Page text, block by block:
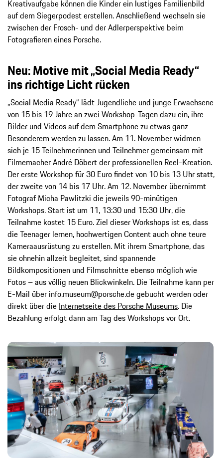
Kreativaufgabe können die Kinder ein lustiges Familienbild
auf dem Siegerpodest erstellen. Anschließend wechseln sie
zwischen der Frosch- und der Adlerperspektive beim
Fotografieren eines Porsche.
Neu: Motive mit „Social Media Ready“
ins richtige Licht rücken
„Social Media Ready“ lädt Jugendliche und junge Erwachsene
von 15 bis 19 Jahre an zwei Workshop-Tagen dazu ein, ihre
Bilder und Videos auf dem Smartphone zu etwas ganz
Besonderem werden zu lassen. Am 11. November widmen
sich je 15 Teilnehmerinnen und Teilnehmer gemeinsam mit
Filmemacher André Döbert der professionellen Reel-Kreation.
Der erste Workshop für 30 Euro findet von 10 bis 13 Uhr statt,
der zweite von 14 bis 17 Uhr. Am 12. November übernimmt
Fotograf Micha Pawlitzki die jeweils 90-minütigen
Workshops. Start ist um 11, 13:30 und 15:30 Uhr, die
Teilnahme kostet 15 Euro. Ziel dieser Workshops ist es, dass
die Teenager lernen, hochwertigen Content auch ohne teure
Kameraausrüstung zu erstellen. Mit ihrem Smartphone, das
sie ohnehin allzeit begleitet, sind spannende
Bildkompositionen und Filmschnitte ebenso möglich wie
Fotos – aus völlig neuen Blickwinkeln. Die Teilnahme kann per
E-Mail über info.museum@porsche.de gebucht werden oder
direkt über die Internetseite des Porsche Museums. Die
Bezahlung erfolgt dann am Tag des Workshops vor Ort.